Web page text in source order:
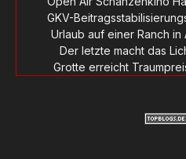
GKV-
Urlaub auf einer Ranch in
Der letzte macht das
Grotte erreicht